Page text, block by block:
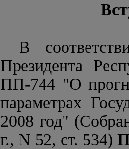
В
Президента
ПП-744 "О
параметрах
2008 год"
г., N 52, ст. 534)